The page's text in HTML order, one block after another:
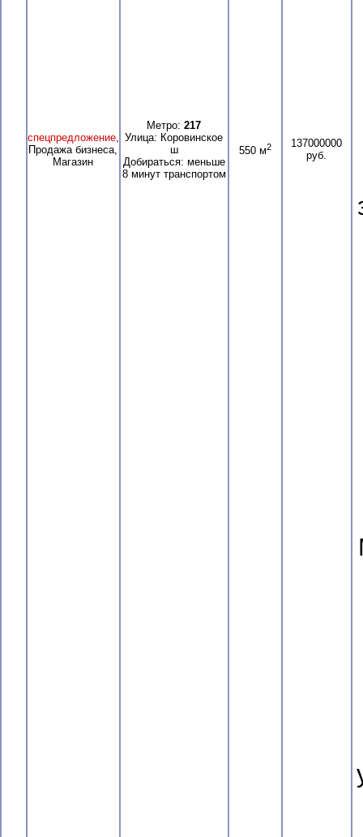
спецпредложение,
Продажа бизнеса,
Магазин
Метро: 217
Улица: Коровинское
ш
Добираться: меньше
8 минут транспортом
550 м2
137000000
руб.